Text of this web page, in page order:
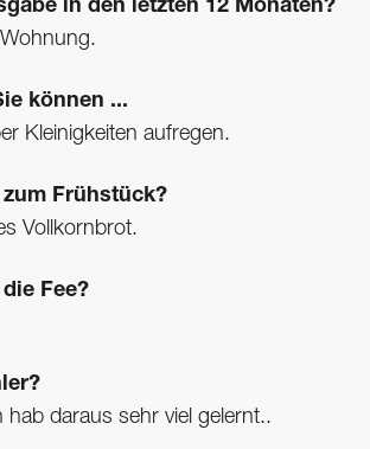
in den letzten 12 Monaten?
können ...
Kleinigkeiten aufregen.
zum Frühstück?
Vollkornbrot.
Fee?
hab daraus sehr viel gelernt..